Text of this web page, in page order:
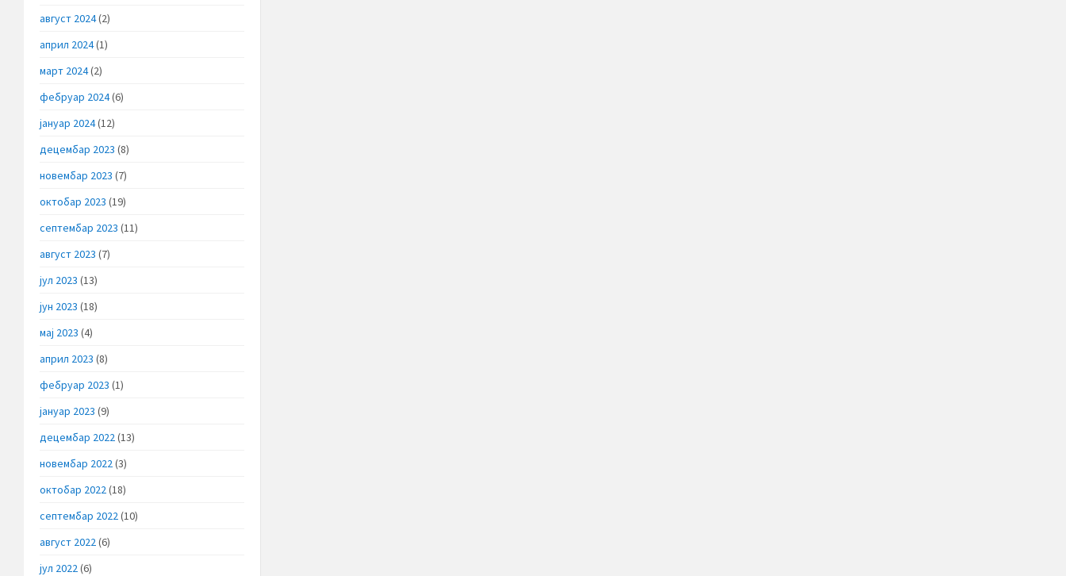
август 2024(2)
април 2024(1)
март 2024(2)
фебруар 2024(6)
јануар 2024(12)
децембар 2023 (8)
новембар 2023 (7)
октобар 2023 (19)
септембар 2023 (11)
август 2023 (7)
јул 2023 (13)
јун 2023 (18)
мај 2023 (4)
април 2023 (8)
фебруар 2023 (1)
јануар 2023 (9)
децембар 2022(13)
новембар 2022(3)
октобар 2022(18)
септембар 2022(10)
август 2022(6)
јул 2022(6)